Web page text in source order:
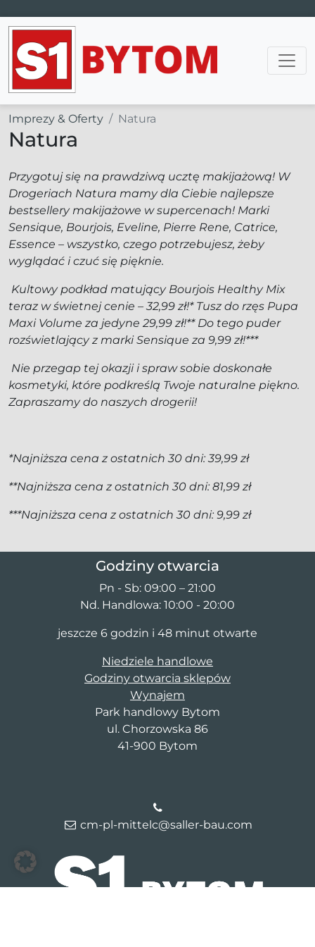
Main Navigation
Imprezy & Oferty Natura
Natura
Przygotuj się na prawdziwą ucztę makijażową! W
Drogeriach Natura mamy dla Ciebie najlepsze
bestsellery makijażowe w supercenach! Marki
Sensique, Bourjois, Eveline, Pierre Rene, Catrice,
Essence – wszystko, czego potrzebujesz, żeby
wyglądać i czuć się pięknie.
Kultowy podkład matujący Bourjois Healthy Mix
teraz w świetnej cenie – 32,99 zł!* Tusz do rzęs Pupa
Maxi Volume za jedyne 29,99 zł!** Do tego puder
rozświetlający z marki Sensique za 9,99 zł!***
Nie przegap tej okazji i spraw sobie doskonałe
kosmetyki, które podkreślą Twoje naturalne piękno.
Zapraszamy do naszych drogerii!
*Najniższa cena z ostatnich 30 dni: 39,99 zł
**Najniższa cena z ostatnich 30 dni: 81,99 zł
***Najniższa cena z ostatnich 30 dni: 9,99 zł
Godziny otwarcia
Pn - Sb: 09:00 – 21:00
Nd. Handlowa: 10:00 - 20:00
jeszcze 6 godzin i 48 minut otwarte
Niedziele handlowe
Godziny otwarcia sklepów
Wynajem
Park handlowy Bytom
ul. Chorzowska 86
41-900 Bytom
cm-pl-mittelc@saller-bau.com